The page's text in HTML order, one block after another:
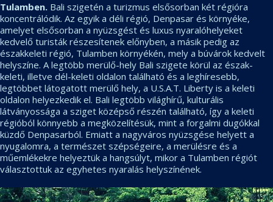
Tulamben. Bali szigetén a turizmus elsősorban két régióra
koncentrálódik. Az egyik a déli régió, Denpasar és környéke,
amelyet elsősorban a nyüzsgést és luxus nyaralóhelyeket
kedvelő turisták részesítenek előnyben, a másik pedig az
északkeleti régió, Tulamben környékén, mely a búvárok kedvelt
helyszíne. A legtöbb merülő-hely Bali szigete körül az észak-
keleti, illetve dél-keleti oldalon található és a leghíresebb,
legtöbbet látogatott merülő hely, a U.S.A.T. Liberty is a keleti
oldalon helyezkedik el. Bali legtöbb világhírű, kulturális
látványossága a sziget középső részén található, így a keleti
régióból könnyebb a megközelítésük, mint a forgalmi dugókkal
küzdő Denpasarból. Emiatt a nagyváros nyüzsgése helyett a
nyugalomra, a természet szépségeire, a merülésre és a
műemlékekre helyeztük a hangsúlyt, mikor a Tulamben régiót
választottuk az egyhetes nyaralás helyszínének.